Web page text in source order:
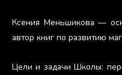
Ксе­ния Мень­ши­кова —
ав­тор книг по раз­ви­тию
Це­ли и за­дачи Шко­лы: